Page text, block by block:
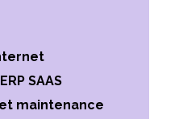
SAAS
maintenance